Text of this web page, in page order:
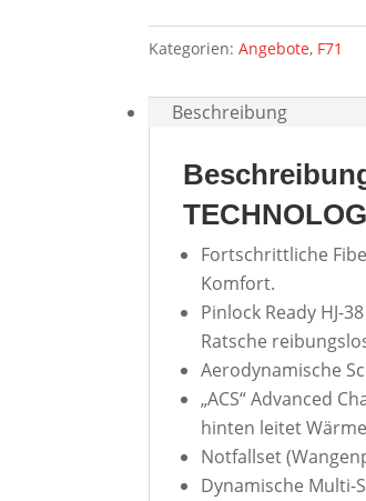
Kategorien:Angebote, F71
Beschreibung
Fortschrittliche
Komfort.
Pinlock Ready HJ-
Ratsche
Aerodynamische
„ACS“ Advanced
hinten leitet
Notfallset
Dynamische Multi-